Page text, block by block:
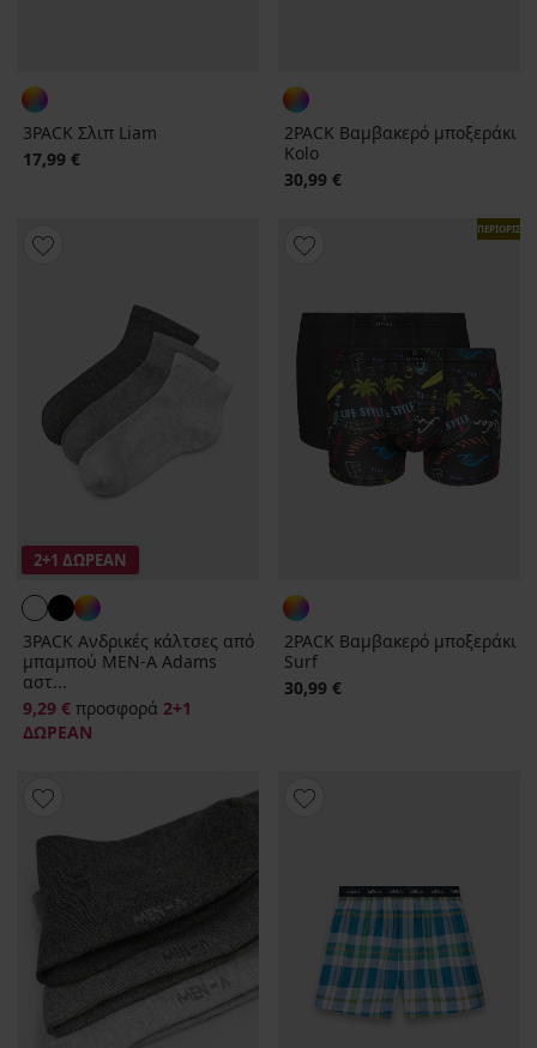
3PACK Σλιπ Liam
17,99 €
2PACK Βαμβακερό μποξεράκι
Kolo
30,99 €
2+1 ΔΩΡΕΑΝ
3PACK Ανδρικές κάλτσες από
μπαμπού MEN-A Adams
αστ...
9,29 € προσφορά 2+1
ΔΩΡΕΑΝ
2PACK Βαμβακερό μποξεράκι
Surf
30,99 €